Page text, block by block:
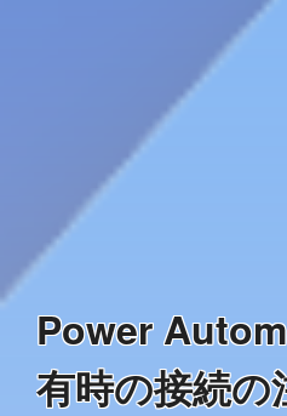
Power
有時の接続の